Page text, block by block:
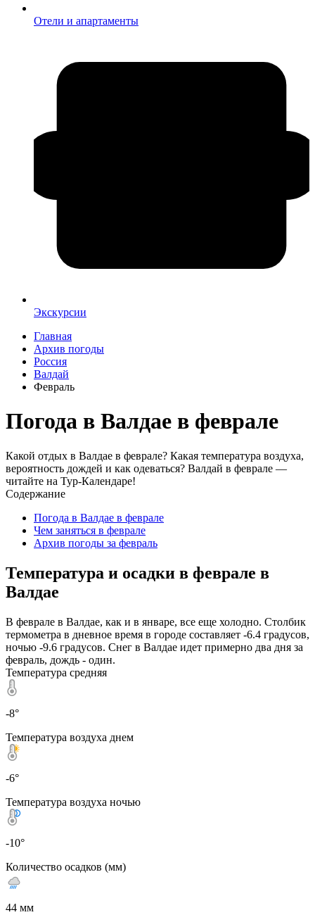
Отели и апартаменты
Экскурсии
Главная
Архив погоды
Россия
Валдай
Февраль
Погода в Валдае в феврале
Какой отдых в Валдае в феврале? Какая температура воздуха,
вероятность дождей и как одеваться? Валдай в феврале —
читайте на Тур-Календаре!
Содержание
Погода в Валдае в феврале
Чем заняться в феврале
Архив погоды за февраль
Температура и осадки в феврале в
Валдае
В феврале в Валдае, как и в январе, все еще холодно. Столбик
термометра в дневное время в городе составляет -6.4 градусов,
ночью -9.6 градусов. Снег в Валдае идет примерно два дня за
февраль, дождь - один.
Температура средняя
-8°
Температура воздуха днем
-6°
Температура воздуха ночью
-10°
Количество осадков (мм)
44 мм